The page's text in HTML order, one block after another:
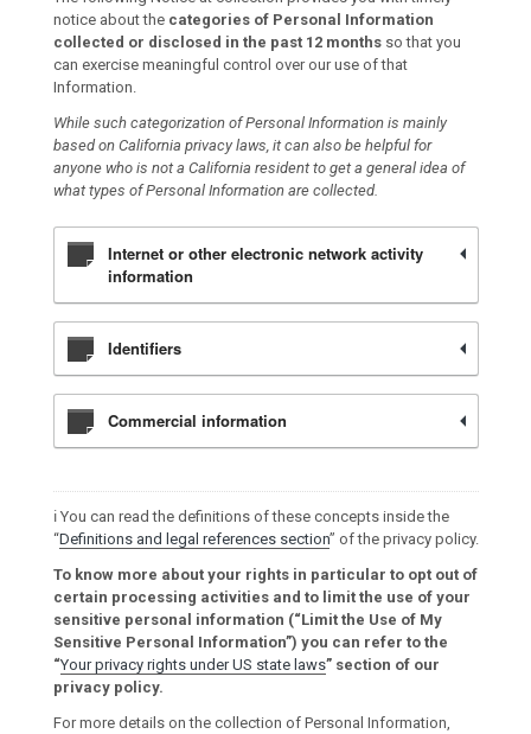
notice about the categories of Personal Information
collected or disclosed in the past 12 monthsso that you
can exercise meaningful control over our use of that
Information.
While such categorization of Personal Information is mainly
based on California privacy laws, it can also be helpful for
anyone who is not a California resident to get a general idea of
what types of Personal Information are collected.
Internet or other electronic network activity
information
Identifiers
Commercial information
ℹ️ You can read the definitions of these concepts inside the
“Definitions and legal references section” of the privacy policy.
To know more about your rights in particular to opt out of
certain processing activities and to limit the use of your
sensitive personal information (“Limit the Use of My
Sensitive Personal Information”) you can refer to the
“Your privacy rights under US state laws” section of our
privacy policy.
For more details on the collection of Personal Information,